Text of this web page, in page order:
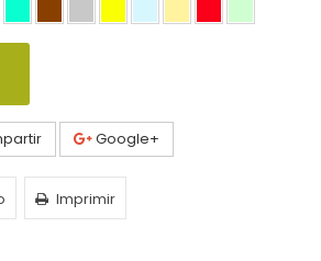
Google+
Imprimir